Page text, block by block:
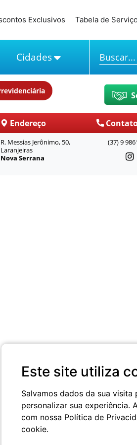
Este site utiliza
Salvamos dados da sua
personalizar sua experiência.
com nossa Política de
cookie.
Exclusivos Tabela de
Cidades Buscar...
Endereço
R. Messias Jerônimo, 50,
Laranjeiras
Nova Serrana
(37) 9